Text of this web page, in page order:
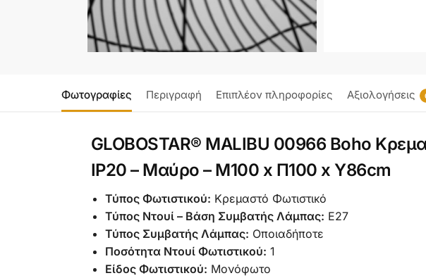
Φωτογραφίες Περιγραφή Επιπλέον πληροφορίες Αξιολογήσεις
GLOBOSTAR® MALIBU 00966 Boho
IP20 – Μαύρο – Μ100 x Π100 x Y86cm
Τύπος Φωτιστικού: Κρεμαστό Φωτιστικό
Τύπος Ντουί – Βάση Συμβατής Λάμπας: Ε27
Τύπος Συμβατής Λάμπας: Οποιαδήποτε
Ποσότητα Ντουί Φωτιστικού: 1
Είδος Φωτιστικού: Μονόφωτο